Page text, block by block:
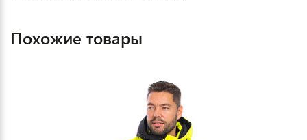
Похожие товары